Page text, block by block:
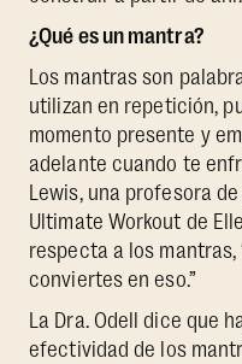
¿Qué es un mantra?
Los mantras son
utilizan en repetición,
momento presente y
adelante cuando te
Lewis, una profesora
Ultimate Workout de
respecta a los mantras,
conviertes en eso.”
La Dra. Odell dice que
efectividad de los